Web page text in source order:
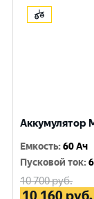
Аккумулятор
Емкость:60 Ач
Пусковой ток:
10 700руб.